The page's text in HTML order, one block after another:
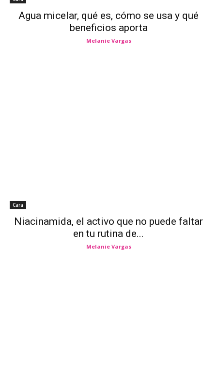
Agua micelar, qué es, cómo se usa y qué
beneficios aporta
Melanie Vargas
Cara
Niacinamida, el activo que no puede faltar
en tu rutina de...
Melanie Vargas